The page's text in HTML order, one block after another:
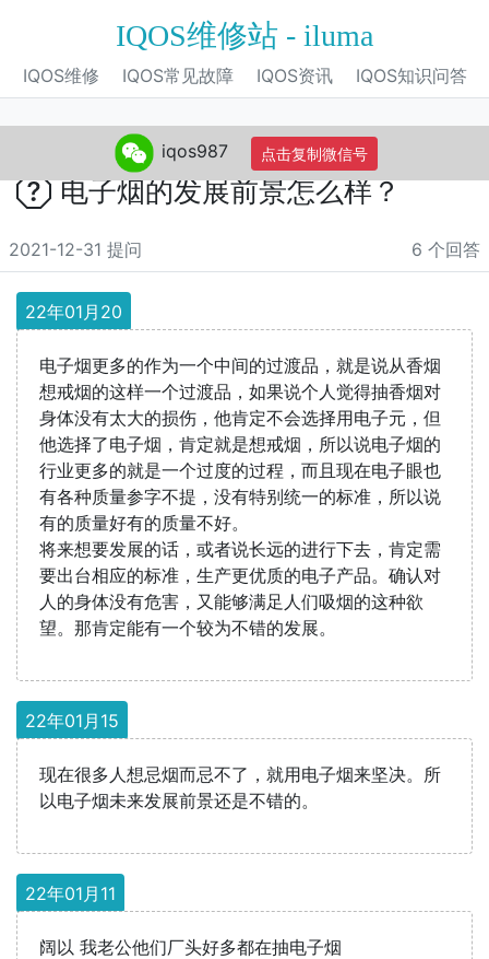
IQOS维修站 - iluma
IQOS维修 IQOS常见故障 IQOS资讯 IQOS知识问答
电子烟的发展前景怎么样？
2021-12-31 提问 6 个回答
22年01月20
电子烟更多的作为一个中间的过渡品，就是说从香烟
想戒烟的这样一个过渡品，如果说个人觉得抽香烟对
身体没有太大的损伤，他肯定不会选择用电子元，但
他选择了电子烟，肯定就是想戒烟，所以说电子烟的
行业更多的就是一个过度的过程，而且现在电子眼也
有各种质量参字不提，没有特别统一的标准，所以说
有的质量好有的质量不好。
将来想要发展的话，或者说长远的进行下去，肯定需
要出台相应的标准，生产更优质的电子产品。确认对
人的身体没有危害，又能够满足人们吸烟的这种欲
望。那肯定能有一个较为不错的发展。
22年01月15
现在很多人想忌烟而忌不了，就用电子烟来坚决。所
以电子烟未来发展前景还是不错的。
22年01月11
阔以 我老公他们厂头好多都在抽电子烟
iqos987 点击复制微信号